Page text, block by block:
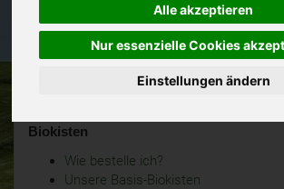
Alle akzeptieren
Nur essenzielle Cookies
Einstellungen ändern
Biokisten
Wie bestelle ich?
Unsere Basis-Biokisten